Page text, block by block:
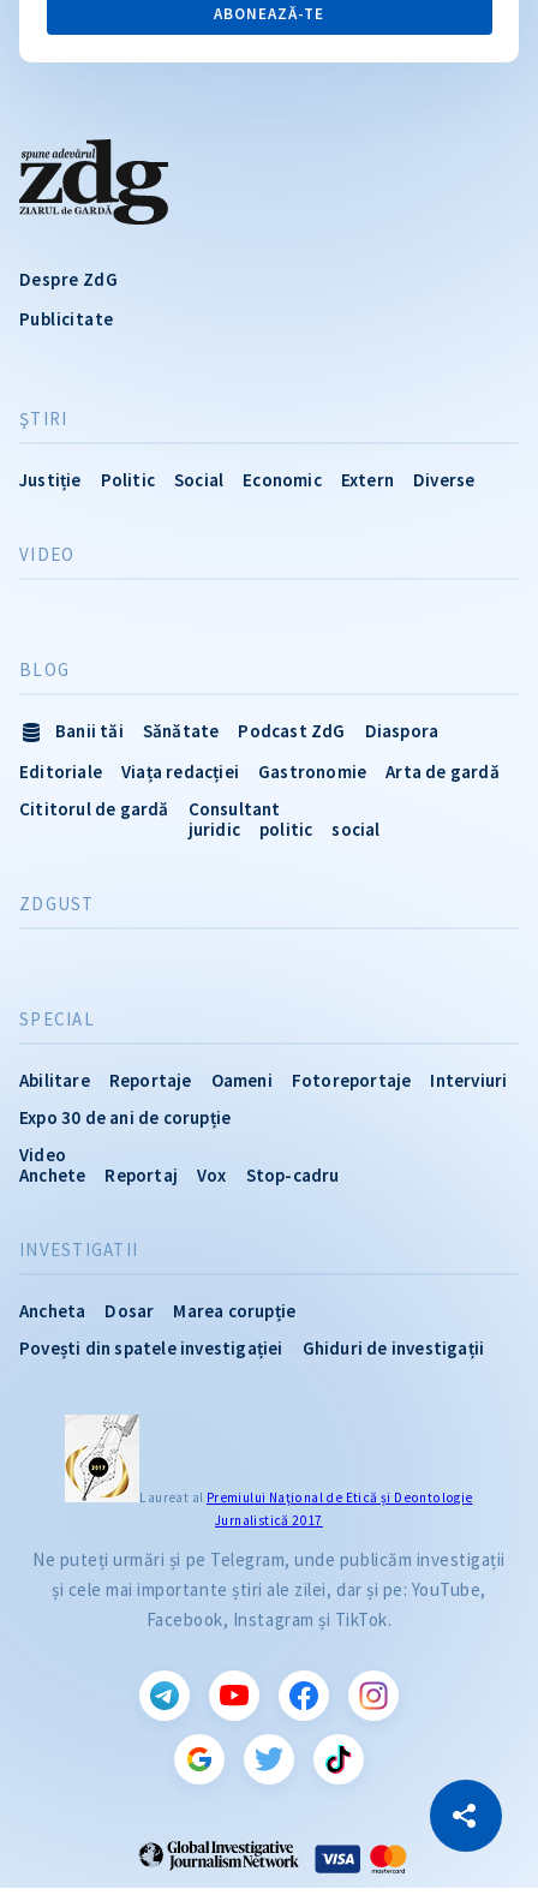
Copiază Link
Despre ZdG
Publicitate
ŞTIRI
Justiție Politic Social Economic Extern Diverse
INVESTIGATII
Ancheta Dosar
Marea corupție
Povești din spatele investigației
Ghiduri de investigații
VIDEO
SPECIAL
Abilitare Reportaje Oameni Fotoreportaje
Interviuri
Expo 30 de ani de corupție
Video
Anchete
Reportaj Vox Stop-cadru
BLOG
Banii tăi Sănătate Podcast ZdG
Diaspora
Editoriale
Viața redacției Gastronomie
Arta de gardă
Cititorul de gardă
Consultant
juridic
politic social
ZDGUST
ABONEAZĂ-TE
Laureat al Premiului Naţional de Etică și Deontologie
Jurnalistică 2017
Ne puteți urmări și pe Telegram, unde publicăm investigații
și cele mai importante știri ale zilei, dar și pe: YouTube,
Facebook, Instagram și TikTok.